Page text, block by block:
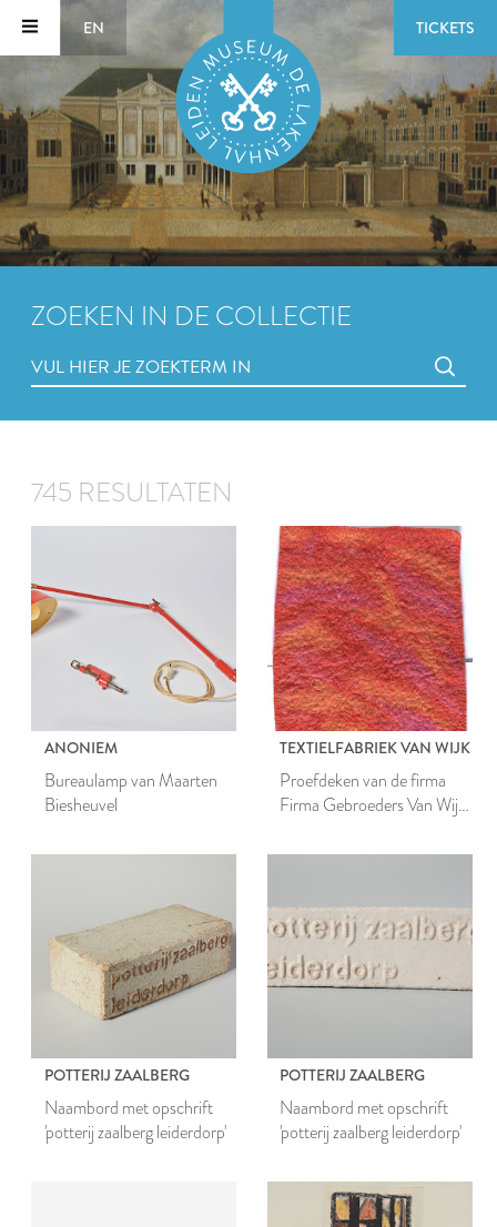
EN TICKETS
ZOEKEN IN DE COLLECTIE
745 RESULTATEN
ANONIEM
Bureaulamp van Maarten
Biesheuvel
TEXTIELFABRIEK VAN WIJK
Proefdeken van de firma
Firma Gebroeders Van Wijk
POTTERIJ ZAALBERG
Naambord met opschrift
'potterij zaalberg leiderdorp'
POTTERIJ ZAALBERG
Naambord met opschrift
'potterij zaalberg leiderdorp'